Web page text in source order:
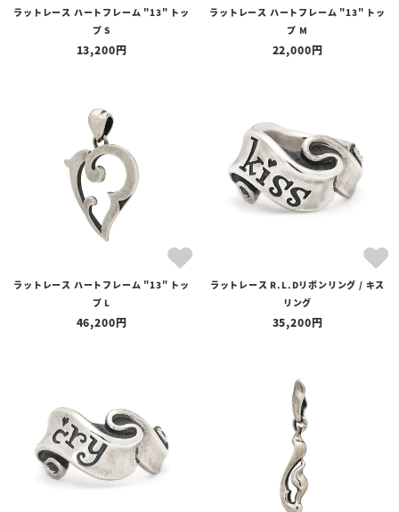
ラットレース ハートフレーム "13" トッ
プ S
13,200
ラットレース ハートフレーム "13" トッ
プ M
22,000
ラットレース ハートフレーム "13" トッ
プ L
46,200
ラットレース R.L.Dリボンリング / キス
リング
35,200